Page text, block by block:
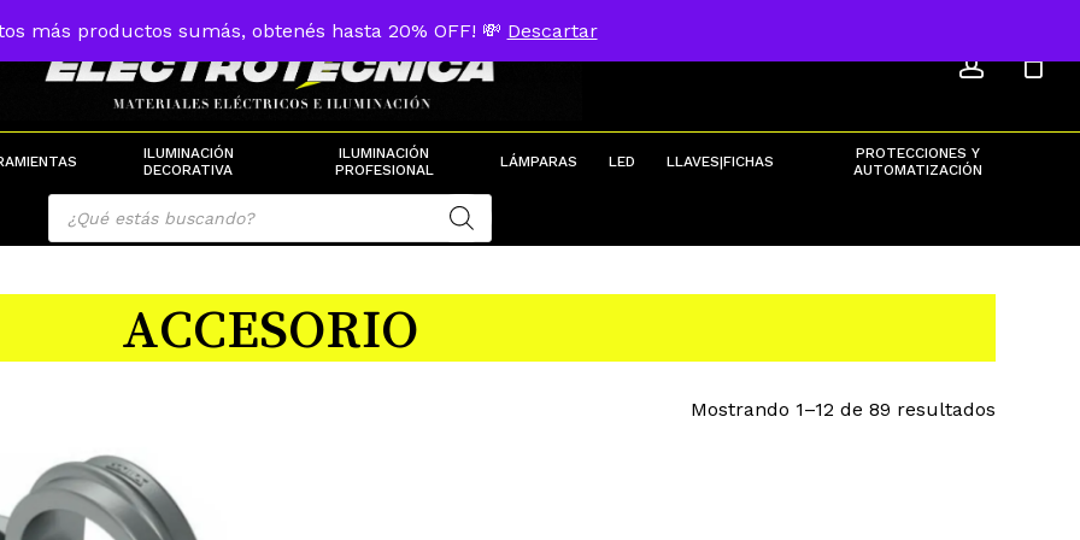
más productos sumás, obtenés hasta 20% OFF! 💸 Descartar
ILUMINACIÓN
DECORATIVA
ILUMINACIÓN
PROFESIONAL
LÁMPARAS LED LLAVES|FICHAS
PROTECCIONES Y
AUTOMATIZACIÓN
Cart Cart
Products
search
ACCESORIO
Mostrando 1–12 de 89 resultados